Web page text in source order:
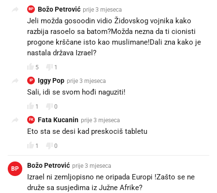
BP Božo Petrović prije 3 mjeseca
Jeli možda gosoodin vidio Židovskog vojnika kako
razbija rasoelo sa batom?Možda nezna da ti cionisti
progone krščane isto kao muslimane!Dali zna kako je
nastala država Izrael?
5 1
IP Iggy Pop prije 3 mjeseca
Sali, idi se svom hođi naguziti!
1 0
FK Fata Kucanin prije 3 mjeseca
Eto sta se desi kad preskociš tabletu
1 0
BP Božo Petrović prije 3 mjeseca
Izrael ni zemljopisno ne oripada Europi !Zašto se ne
druže sa susjedima iz Južne Afrike?